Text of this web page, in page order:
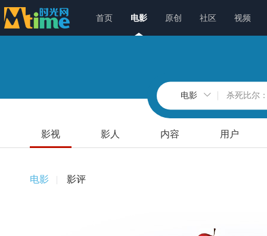
首页 电影 原创 社区 视频
电影
影视 影人 内容 用户
电影 影评